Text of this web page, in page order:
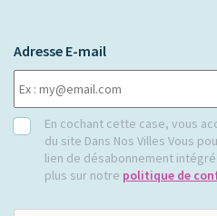
Adresse E-mail
RGPDEn cochant cette case, vous
du site Dans Nos Villes Vous
lien de désabonnement
plus sur notre politique de